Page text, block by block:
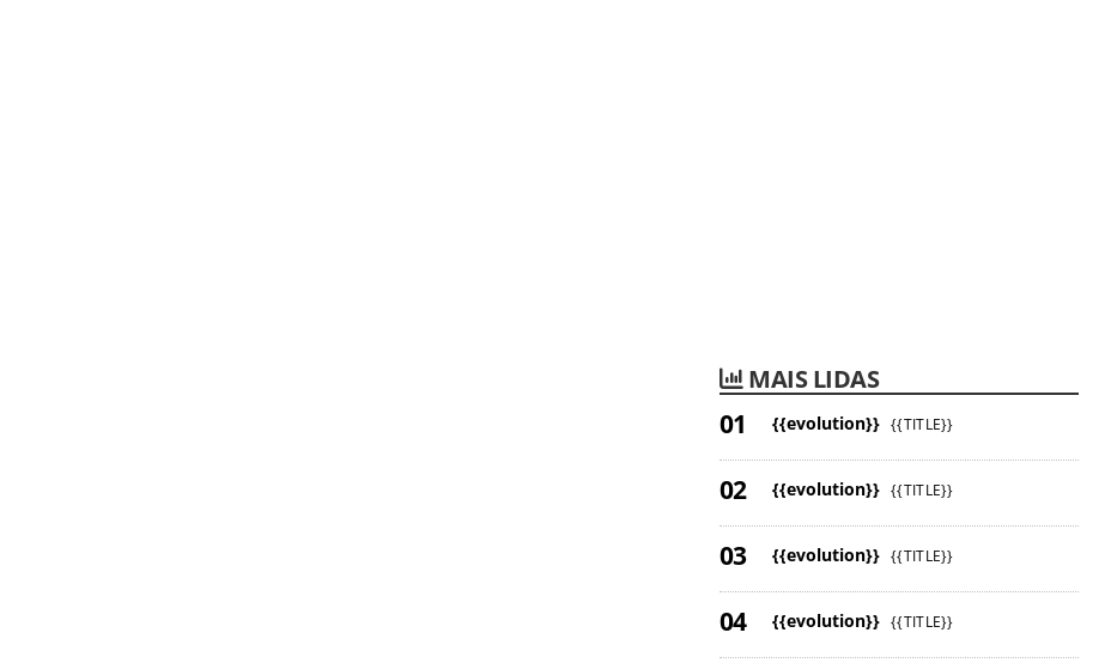
MAIS LIDAS
{{evolution}} {{TITLE}}
{{evolution}} {{TITLE}}
{{evolution}} {{TITLE}}
{{evolution}} {{TITLE}}